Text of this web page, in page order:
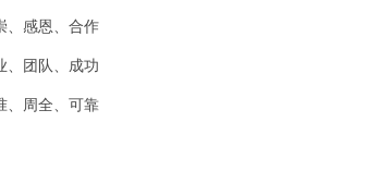
、感恩、合作
、团队、成功
、周全、可靠